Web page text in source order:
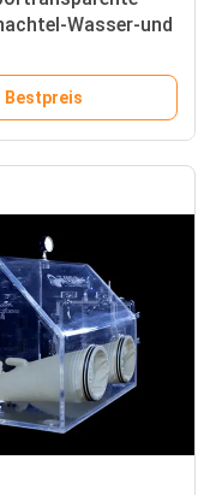
Wasser-und
Bestpreis